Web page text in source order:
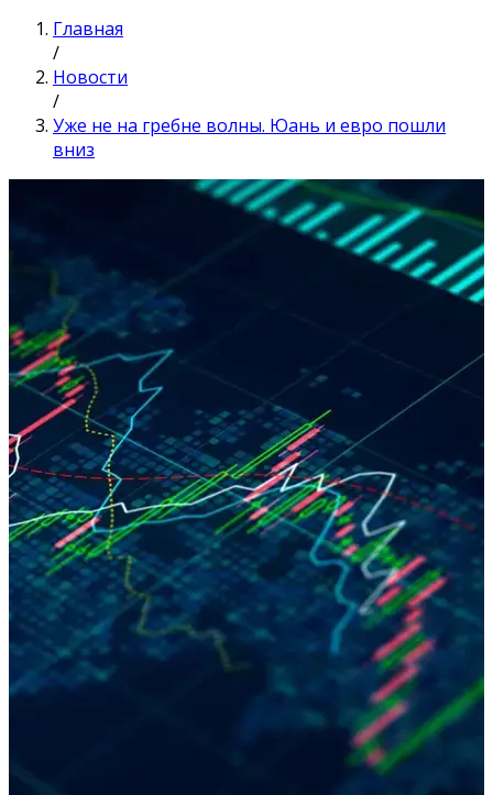
Главная
/
Новости
/
Уже не на гребне волны. Юань и евро пошли
вниз